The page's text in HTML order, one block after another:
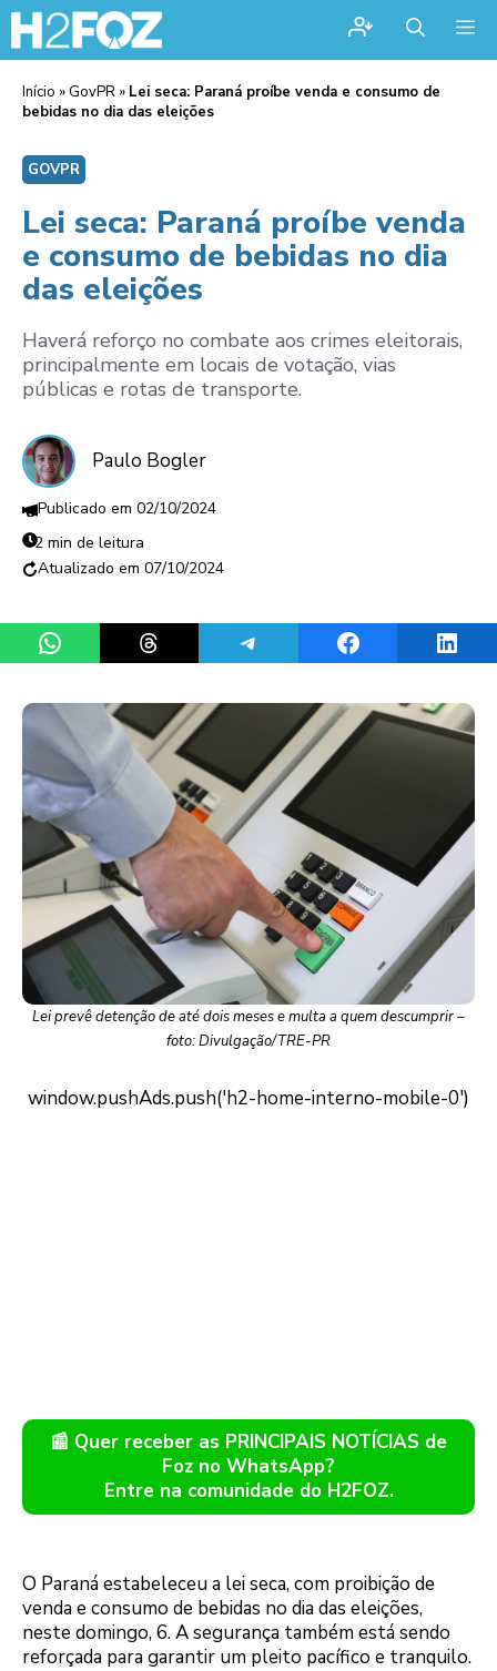
Início » GovPR » Lei seca: Paraná proíbe venda e consumo de
bebidas no dia das eleições
GOVPR
Lei seca: Paraná proíbe venda
e consumo de bebidas no dia
das eleições
Haverá reforço no combate aos crimes eleitorais,
principalmente em locais de votação, vias
públicas e rotas de transporte.
Paulo Bogler
02/10/2024
2 min de leitura
07/10/2024
Share on WhatsAppShare on ThreadsShare on TelegramShare on Facebook
Lei prevê detenção de até dois meses e multa a quem descumprir –
foto: Divulgação/TRE-PR
📰 Quer receber as PRINCIPAIS NOTÍCIAS de
Foz no WhatsApp?
Entre na comunidade do H2FOZ.
O Paraná estabeleceu a lei seca, com proibição de
venda e consumo de bebidas no dia das eleições,
neste domingo, 6. A segurança também está sendo
reforçada para garantir um pleito pacífico e tranquilo.